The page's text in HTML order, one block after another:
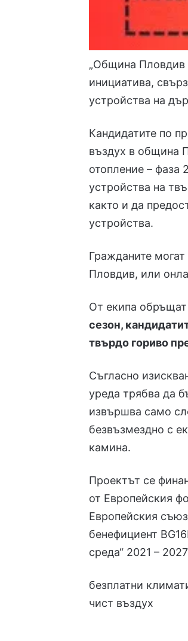
„Община Пловдив
инициатива,
устройства на
Кандидатите по
въздух в община
отопление – фаза
устройства на
както и да
устройства.
Гражданите
Пловдив, или
От екипа
сезон,
твърдо гориво
Съгласно
уреда трябва да
извършва само
безвъзмездно с
камина.
Проектът се
от Европейския
Европейския
бенефициент
среда“ 2021 – 2027
безплатни
чист въздух